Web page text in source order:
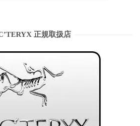
正規取扱店